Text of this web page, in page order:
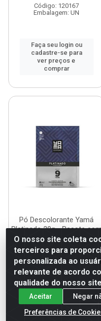
Código: 120167
Embalagem: UN
Faça seu login ou
cadastre-se para
ver preços e
comprar
Pó Descolorante Yamá
Platinado 20g - Pacote
12 Unidades
Código: 115548
Embalagem: DISPLAY C/12
Faça seu login ou
cadastre-se para
ver preços e
comprar
O nosso site coleta
terceiros para
personalizada ao
relevante de acordo
qualidade do nosso
Aceitar
Negar
Preferências de